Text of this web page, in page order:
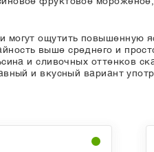
ощутить повышенную
выше среднего и
и сливочных оттенков
и вкусный вариант